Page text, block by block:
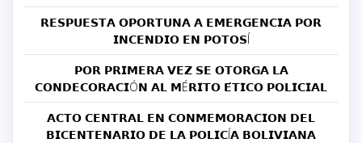
𝗥𝗘𝗦𝗣𝗨𝗘𝗦𝗧𝗔 𝗢𝗣𝗢𝗥𝗧𝗨𝗡𝗔 𝗔 𝗘𝗠𝗘𝗥𝗚𝗘𝗡𝗖𝗜𝗔 𝗣𝗢𝗥
𝗜𝗡𝗖𝗘𝗡𝗗𝗜𝗢 𝗘𝗡 𝗣𝗢𝗧𝗢𝗦Í
𝗣𝗢𝗥 𝗣𝗥𝗜𝗠𝗘𝗥𝗔 𝗩𝗘𝗭 𝗦𝗘 𝗢𝗧𝗢𝗥𝗚𝗔 𝗟𝗔
𝗖𝗢𝗡𝗗𝗘𝗖𝗢𝗥𝗔𝗖𝗜Ó𝗡 𝗔𝗟 𝗠É𝗥𝗜𝗧𝗢 𝗘́𝗧𝗜𝗖𝗢 𝗣𝗢𝗟𝗜𝗖𝗜𝗔𝗟
𝗔𝗖𝗧𝗢 𝗖𝗘𝗡𝗧𝗥𝗔𝗟 𝗘𝗡 𝗖𝗢𝗡𝗠𝗘𝗠𝗢𝗥𝗔𝗖𝗜𝗢𝗡 𝗗𝗘𝗟
𝗕𝗜𝗖𝗘𝗡𝗧𝗘𝗡𝗔𝗥𝗜𝗢 𝗗𝗘 𝗟𝗔 𝗣𝗢𝗟𝗜𝗖Í𝗔 𝗕𝗢𝗟𝗜𝗩𝗜𝗔𝗡𝗔